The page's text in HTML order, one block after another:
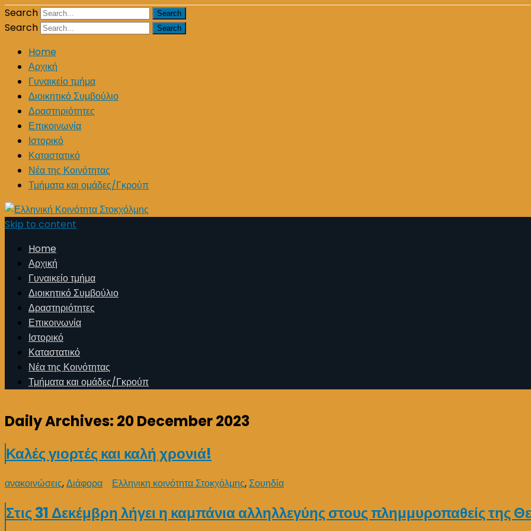
Search
Search
Home
Αρχική
Γυναικείο τμήμα
Διοικητικό Συμβούλιο
Δραστηριότητες
Επικοινωνία
Ιστορικό
Καταστατικό
Νέα της Κοινότητας
Τμήματα και ομάδες/Γκρούπ
Skip to content
Home
Αρχική
Γυναικείο τμήμα
Διοικητικό Συμβούλιο
Δραστηριότητες
Επικοινωνία
Ιστορικό
Καταστατικό
Νέα της Κοινότητας
Τμήματα και ομάδες/Γκρούπ
Daily Archives: 20 December 2023
Καλές γιορτές και καλή χρονιά!
ανακοινώσεις,Διάφορα Ελληνικη κοινότητα Στοκχόλμης,Σουηδία
Στις 31 Δεκέμβρη λήγει η καμπάνια αλληλλεγύης στους πλημμυροπαθείς της